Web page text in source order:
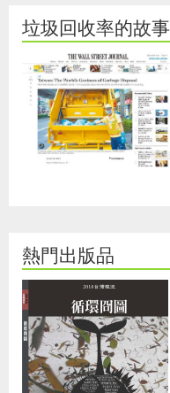
垃圾回收率的故事
熱門出版品